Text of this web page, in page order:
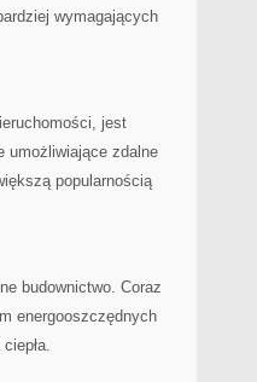
⁤wymagających‍
jest
umożliwiające‌ zdalne
popularnością
budownictwo. Coraz
energooszczędnych